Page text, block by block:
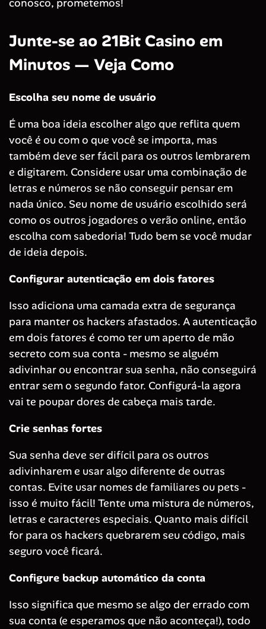
conosco, prometemos!
Junte-se ao 21Bit Casino em
Minutos — Veja Como
Escolha seu nome de usuário
É uma boa ideia escolher algo que reflita quem
você é ou com o que você se importa, mas
também deve ser fácil para os outros lembrarem
e digitarem. Considere usar uma combinação de
letras e números se não conseguir pensar em
nada único. Seu nome de usuário escolhido será
como os outros jogadores o verão online, então
escolha com sabedoria! Tudo bem se você mudar
de ideia depois.
Configurar autenticação em dois fatores
Isso adiciona uma camada extra de segurança
para manter os hackers afastados. A autenticação
em dois fatores é como ter um aperto de mão
secreto com sua conta - mesmo se alguém
adivinhar ou encontrar sua senha, não conseguirá
entrar sem o segundo fator. Configurá-la agora
vai te poupar dores de cabeça mais tarde.
Crie senhas fortes
Sua senha deve ser difícil para os outros
adivinharem e usar algo diferente de outras
contas. Evite usar nomes de familiares ou pets -
isso é muito fácil! Tente uma mistura de números,
letras e caracteres especiais. Quanto mais difícil
for para os hackers quebrarem seu código, mais
seguro você ficará.
Configure backup automático da conta
Isso significa que mesmo se algo der errado com
sua conta (e esperamos que não aconteça!), todo